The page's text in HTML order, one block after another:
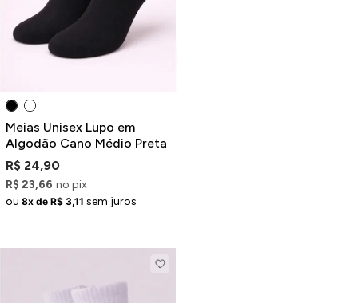
Meias Unisex Lupo em
Algodão Cano Médio Preta
R$ 24,90
R$ 23,66 no pix
ou 8x de R$ 3,11 sem juros